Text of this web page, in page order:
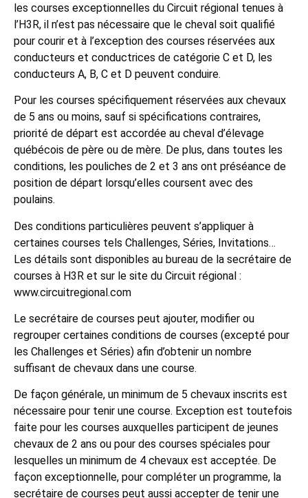
les courses exceptionnelles du Circuit régional tenues à
l’H3R, il n’est pas nécessaire que le cheval soit qualifié
pour courir et à l’exception des courses réservées aux
conducteurs et conductrices de catégorie C et D, les
conducteurs A, B, C et D peuvent conduire.
Pour les courses spécifiquement réservées aux chevaux
de 5 ans ou moins, sauf si spécifications contraires,
priorité de départ est accordée au cheval d’élevage
québécois de père ou de mère. De plus, dans toutes les
conditions, les pouliches de 2 et 3 ans ont préséance de
position de départ lorsqu’elles coursent avec des
poulains.
Des conditions particulières peuvent s’appliquer à
certaines courses tels Challenges, Séries, Invitations…
Les détails sont disponibles au bureau de la secrétaire de
courses à H3R et sur le site du Circuit régional :
www.circuitregional.com
Le secrétaire de courses peut ajouter, modifier ou
regrouper certaines conditions de courses (excepté pour
les Challenges et Séries) afin d’obtenir un nombre
suffisant de chevaux dans une course.
De façon générale, un minimum de 5 chevaux inscrits est
nécessaire pour tenir une course. Exception est toutefois
faite pour les courses auxquelles participent de jeunes
chevaux de 2 ans ou pour des courses spéciales pour
lesquelles un minimum de 4 chevaux est acceptée. De
façon exceptionnelle, pour compléter un programme, la
secrétaire de courses peut aussi accepter de tenir une